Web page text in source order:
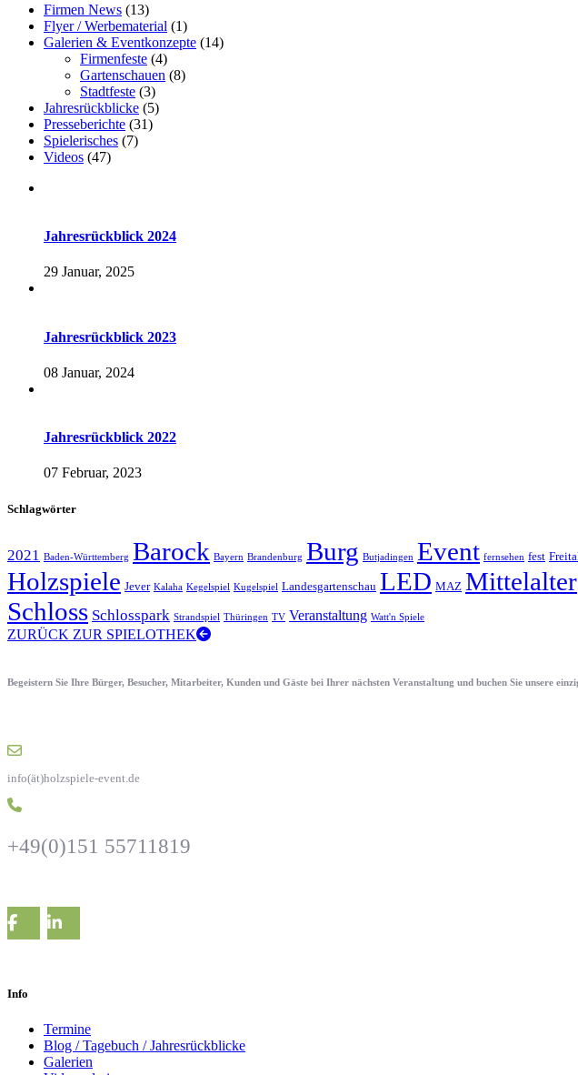
Firmen News (13)
Flyer / Werbematerial (1)
Galerien & Eventkonzepte (14)
Firmenfeste (4)
Gartenschauen (8)
Stadtfeste (3)
Jahresrückblicke (5)
Presseberichte (31)
Spielerisches (7)
Videos (47)
Jahresrückblick 2024
29 Januar, 2025
Jahresrückblick 2023
08 Januar, 2024
Jahresrückblick 2022
07 Februar, 2023
Schlagwörter
2021 Baden-Württemberg Barock Bayern Brandenburg Burg Butjadingen Event fernsehen fest
Holzspiele Jever Kalaha Kegelspiel Kugelspiel Landesgartenschau LED MAZ Mittelalter
Schloss Schlosspark Strandspiel Thüringen TV Veranstaltung Watt'n Spiele
ZURÜCK ZUR SPIELOTHEK
Begeistern Sie Ihre Bürger, Besucher, Mitarbeiter, Kunden und Gäste bei Ihrer nächsten Veranstaltung und buchen Sie unsere
info(ät)holzspiele-event.de
+49(0)151 55711819
Info
Termine
Blog / Tagebuch / Jahresrückblicke
Galerien